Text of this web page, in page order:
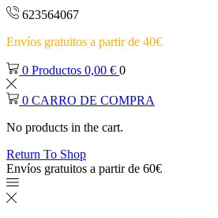
623564067
Envíos gratuitos a partir de 40€
0 Productos 0,00 € 0
0 CARRO DE COMPRA
No products in the cart.
Return To Shop
Envíos gratuitos a partir de 60€